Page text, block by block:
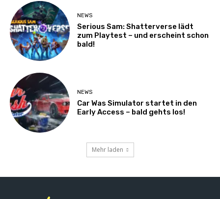
NEWS
Serious Sam: Shatterverse lädt
zum Playtest – und erscheint schon
bald!
NEWS
Car Was Simulator startet in den
Early Access – bald gehts los!
Mehr laden